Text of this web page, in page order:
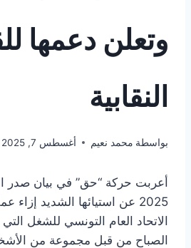
وتعلن دعمها
النقابية
بواسطة محمد نعيم أغسطس 7, 2025
2025 عن استيائها الشديد إزاء
الاتحاد العام التونسي للشغل
الصباح من قبل مجموعة من